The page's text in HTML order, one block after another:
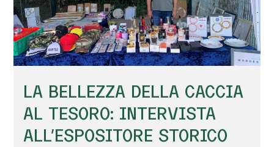
LA BELLEZZA DELLA CACCIA
AL TESORO: INTERVISTA
ALL'ESPOSITORE STORICO